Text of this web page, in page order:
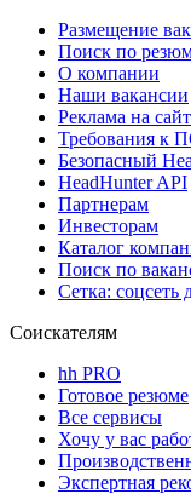
Размещение
Поиск по
О компании
Наши вакансии
Реклама на
Требования к
Безопасный
HeadHunter API
Партнерам
Инвесторам
Каталог
Поиск по
Сетка: соцсеть
Соискателям
hh PRO
Готовое резюме
Все сервисы
Хочу у вас
Экспертная